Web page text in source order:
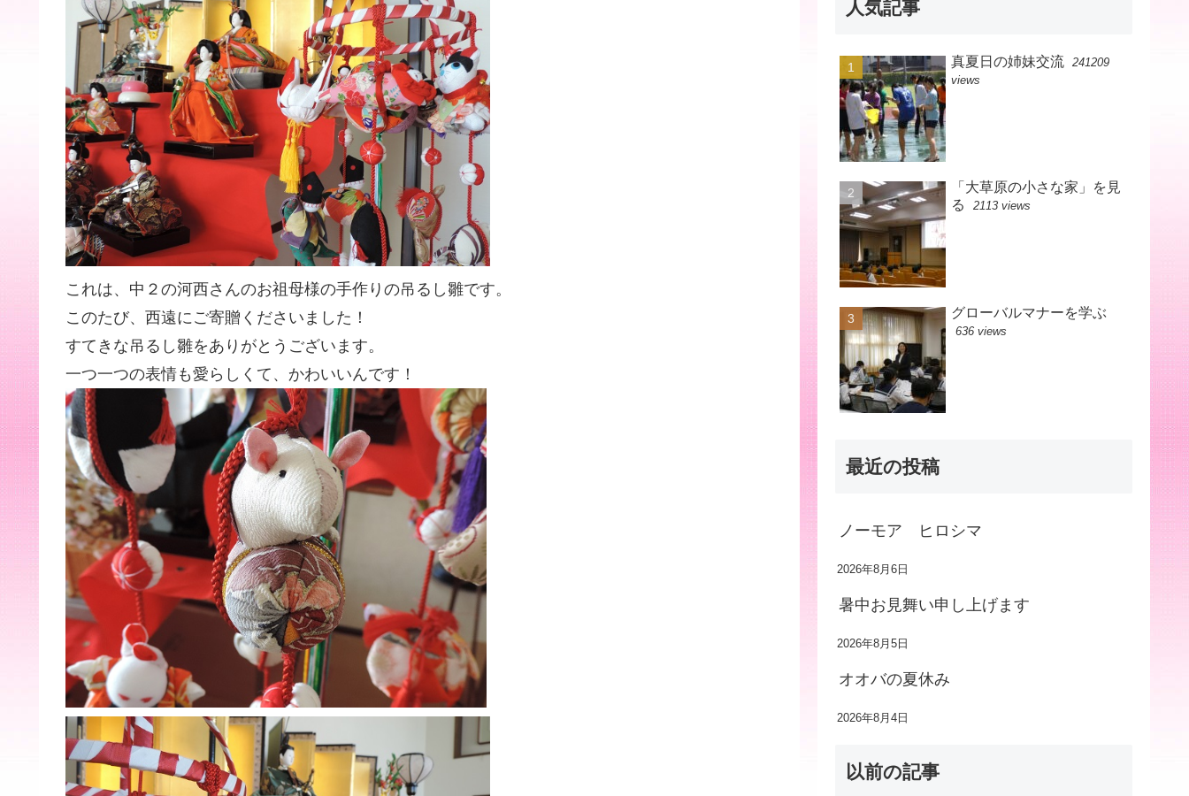
これは、中２の河西さんのお祖母様の手作りの吊るし雛です。
このたび、西遠にご寄贈くださいました！
すてきな吊るし雛をありがとうございます。
一つ一つの表情も愛らしくて、かわいいんです！
人気記事
真夏日の姉妹交流 241209
views
「大草原の小さな家」を見
る
2113 views
グローバルマナーを学ぶ
636 views
最近の投稿
ノーモア ヒロシマ
2026年8月6日
暑中お見舞い申し上げます
2026年8月5日
オオバの夏休み
2026年8月4日
以前の記事